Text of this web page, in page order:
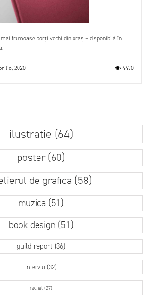
frumoase porți vechi din oraș – disponibilă în
2020 4470
ilustratie (64)
poster (60)
de grafica (58)
muzica (51)
book design (51)
guild report (36)
interviu (32)
racnet (27)